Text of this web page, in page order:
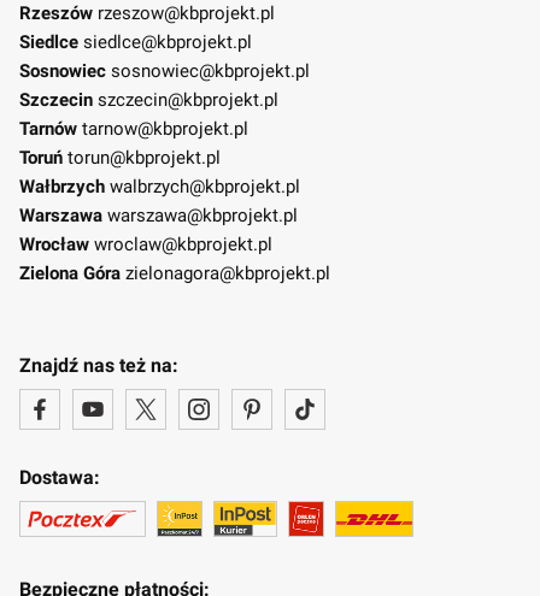
Rzeszów rzeszow@kbprojekt.pl
Siedlce siedlce@kbprojekt.pl
Sosnowiec sosnowiec@kbprojekt.pl
Szczecin szczecin@kbprojekt.pl
Tarnów tarnow@kbprojekt.pl
Toruń torun@kbprojekt.pl
Wałbrzych walbrzych@kbprojekt.pl
Warszawa warszawa@kbprojekt.pl
Wrocław wroclaw@kbprojekt.pl
Zielona Góra zielonagora@kbprojekt.pl
Znajdź nas też na:
Dostawa:
Bezpieczne płatności: